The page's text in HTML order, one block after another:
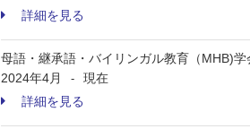
詳細を見る
母語・継承語・バイリンガル教育（MHB)
2024年4月
-
現在
詳細を見る